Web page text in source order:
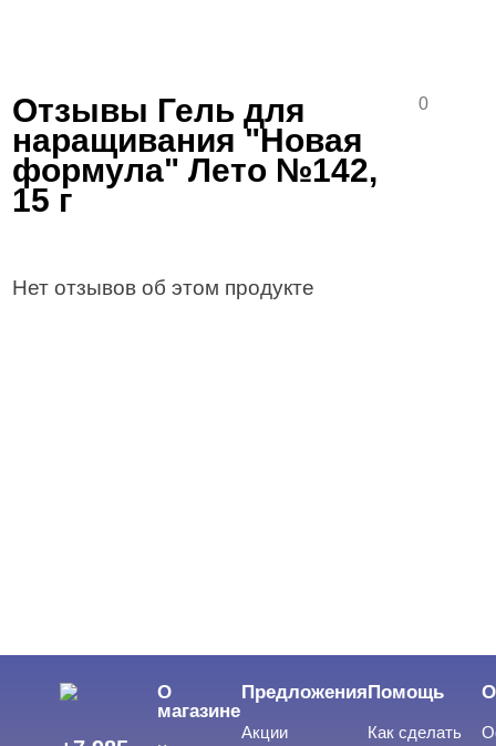
Отзывы Гель для
наращивания "Новая
формула" Лето №142,
15 г
0
Нет отзывов об этом продукте
О
магазине
Предложения
Акции
Помощь
Как сделать